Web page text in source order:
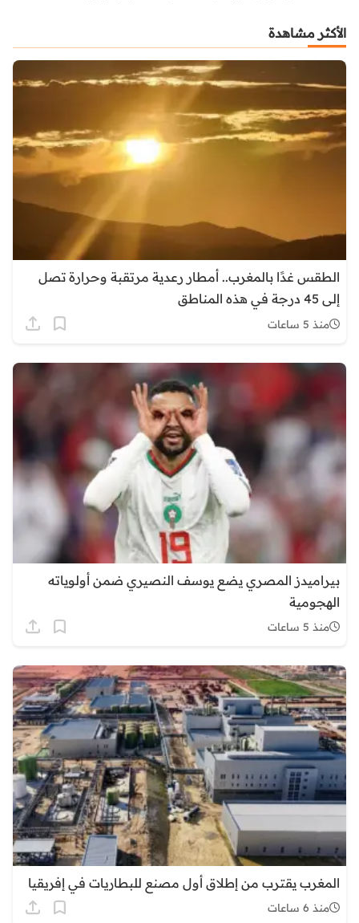
الأكثر مشاهدة
الطقس غدًا بالمغرب.. أمطار رعدية مرتقبة وحرارة تصل
إلى 45 درجة في هذه المناطق
منذ 5 ساعات
بيراميدز المصري يضع يوسف النصيري ضمن أولوياته
الهجومية
منذ 5 ساعات
المغرب يقترب من إطلاق أول مصنع للبطاريات في إفريقيا
منذ 6 ساعات